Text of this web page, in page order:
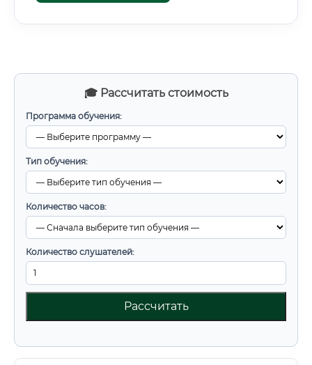
🎓 Рассчитать стоимость
Программа обучения:
Тип обучения:
Количество часов:
Количество слушателей:
Рассчитать